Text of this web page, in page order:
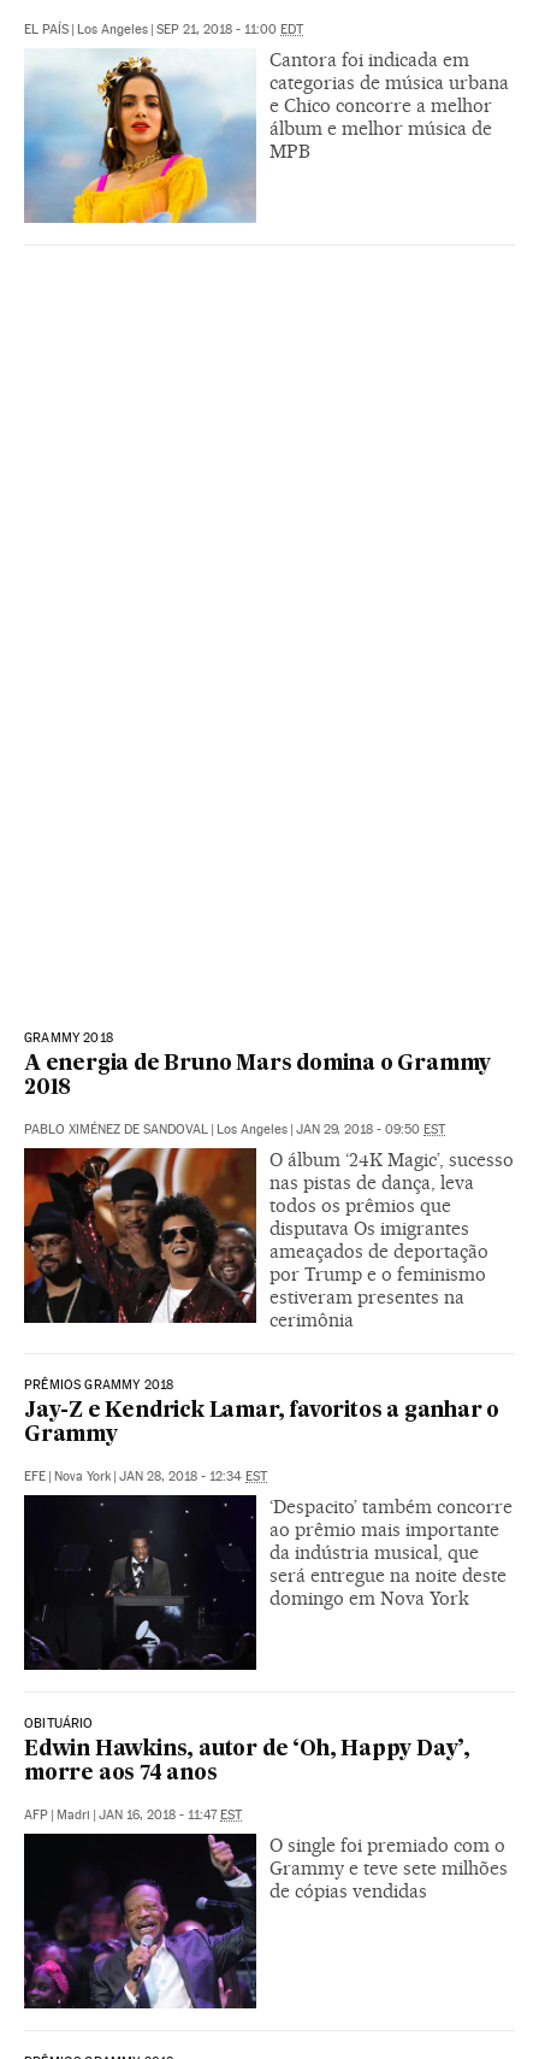
EL PAÍS | Los Angeles | SEP 21, 2018 - 11:00 EDT
Cantora foi indicada em
categorias de música urbana
e Chico concorre a melhor
álbum e melhor música de
MPB
GRAMMY 2018
A energia de Bruno Mars domina o Grammy
2018
PABLO XIMÉNEZ DE SANDOVAL | Los Angeles | JAN 29, 2018 - 09:50 EST
O álbum ‘24K Magic’, sucesso
nas pistas de dança, leva
todos os prêmios que
disputava Os imigrantes
ameaçados de deportação
por Trump e o feminismo
estiveram presentes na
cerimônia
PRÊMIOS GRAMMY 2018
Jay-Z e Kendrick Lamar, favoritos a ganhar o
Grammy
EFE | Nova York | JAN 28, 2018 - 12:34 EST
‘Despacito’ também concorre
ao prêmio mais importante
da indústria musical, que
será entregue na noite deste
domingo em Nova York
OBITUÁRIO
Edwin Hawkins, autor de ‘Oh, Happy Day’,
morre aos 74 anos
AFP | Madri | JAN 16, 2018 - 11:47EST
O single foi premiado com o
Grammy e teve sete milhões
de cópias vendidas